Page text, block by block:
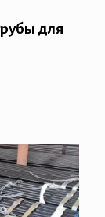
для